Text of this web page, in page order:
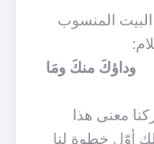
المنسوب
وداؤكَ منكَ ومَا
معنى هذا
أوّل خطوة لنا